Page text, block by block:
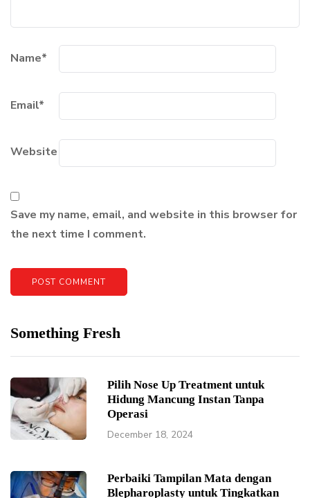
Name*
Email*
Website
Save my name, email, and website in this browser for
the next time I comment.
Something Fresh
Pilih Nose Up Treatment untuk
Hidung Mancung Instan Tanpa
Operasi
December 18, 2024
Perbaiki Tampilan Mata dengan
Blepharoplasty untuk Tingkatkan